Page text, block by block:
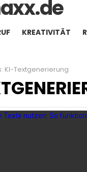
KREATIVITÄT
KI-Textgenerierung